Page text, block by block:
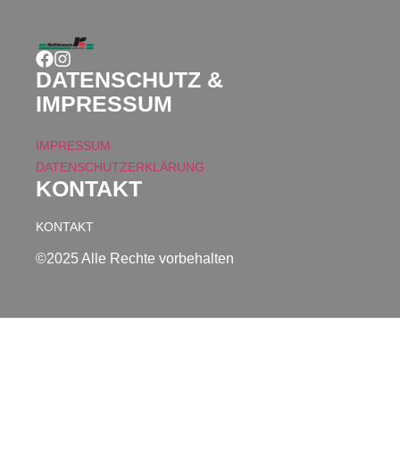
DATENSCHUTZ &
IMPRESSUM
IMPRESSUM
DATENSCHUTZERKLÄRUNG
KONTAKT
KONTAKT
©2025 Alle Rechte vorbehalten